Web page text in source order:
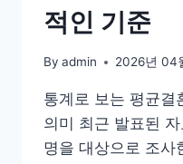
적인 기준
By admin 2026년 04
통계로 보는 평균
의미 최근 발표된
명을 대상으로 조사